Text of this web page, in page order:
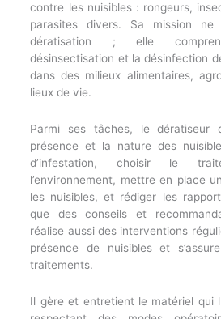
contre les nuisibles : rongeurs,
parasites divers. Sa mission
dératisation ; elle
désinsectisation et la désinfection
dans des milieux alimentaires,
lieux de vie.
Parmi ses tâches, le dératiseur
présence et la nature des
d’infestation, choisir le
l’environnement, mettre en place
les nuisibles, et rédiger les
que des conseils et
réalise aussi des interventions
présence de nuisibles et
traitements.
Il gère et entretient le matériel qui